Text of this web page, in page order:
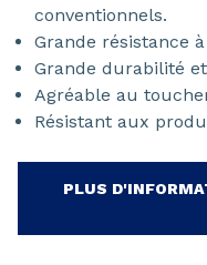
conventionnels.
Grande résistance
Grande durabilité
Agréable au
Résistant aux
PLUS